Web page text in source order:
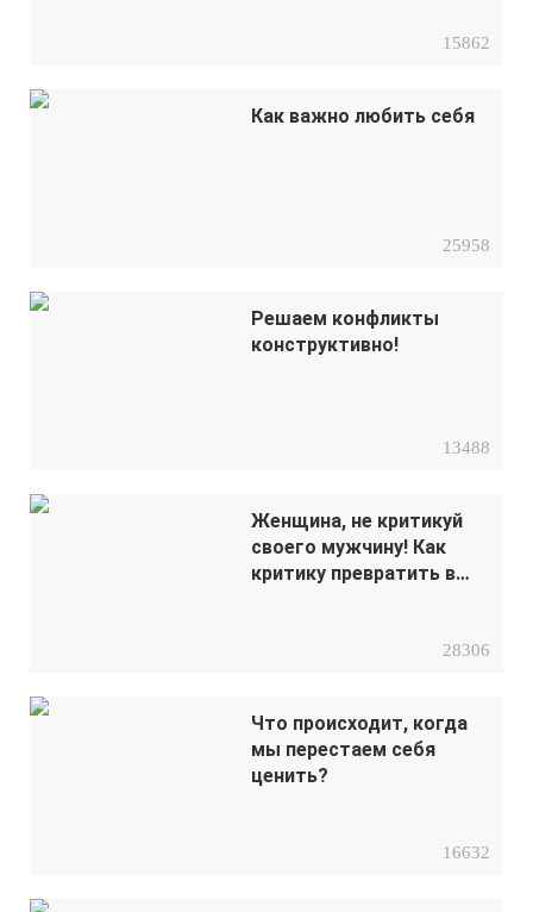
15862
Как важно любить себя
25958
Решаем конфликты
конструктивно!
13488
Женщина, не критикуй
своего мужчину! Как
критику превратить в
28306
Что происходит, когда
мы перестаем себя
ценить?
16632